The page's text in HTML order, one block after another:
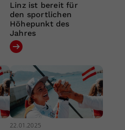
Linz ist bereit für
den sportlichen
Höhepunkt des
Jahres
22.01.2025